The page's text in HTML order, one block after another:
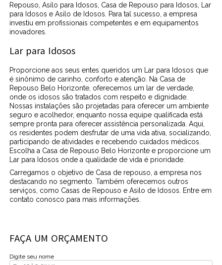
Repouso, Asilo para Idosos, Casa de Repouso para Idosos, Lar
para Idosos e Asilo de Idosos. Para tal sucesso, a empresa
investiu em profissionais competentes e em equipamentos
inovadores.
Lar para Idosos
Proporcione aos seus entes queridos um Lar para Idosos que
é sinônimo de carinho, conforto e atenção. Na Casa de
Repouso Belo Horizonte, oferecemos um lar de verdade,
onde os idosos são tratados com respeito e dignidade.
Nossas instalações são projetadas para oferecer um ambiente
seguro e acolhedor, enquanto nossa equipe qualificada está
sempre pronta para oferecer assistência personalizada. Aqui,
os residentes podem desfrutar de uma vida ativa, socializando,
participando de atividades e recebendo cuidados médicos.
Escolha a Casa de Repouso Belo Horizonte e proporcione um
Lar para Idosos onde a qualidade de vida é prioridade.
Carregamos o objetivo de Casa de repouso, a empresa nos
destacando no segmento. Também oferecemos outros
serviços, como Casas de Repouso e Asilo de Idosos. Entre em
contato conosco para mais informações.
FAÇA UM ORÇAMENTO
Digite seu nome